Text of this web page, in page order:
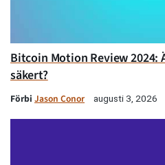
Bitcoin Motion Review 2024:
säkert?
Förbi Jason Conor augusti 3, 2026